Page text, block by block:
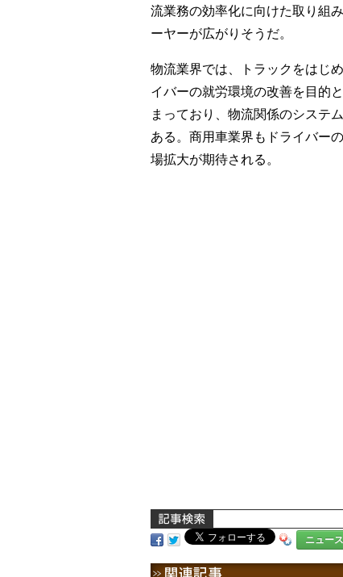
流業務の効率化に向けた取り組
ーヤーが広がりそうだ。
物流業界では、トラックをはじ
イバーの就労環境の改善を目的
まっており、物流関係のシステ
ある。商用車業界もドライバー
場拡大が期待される。
ニュー